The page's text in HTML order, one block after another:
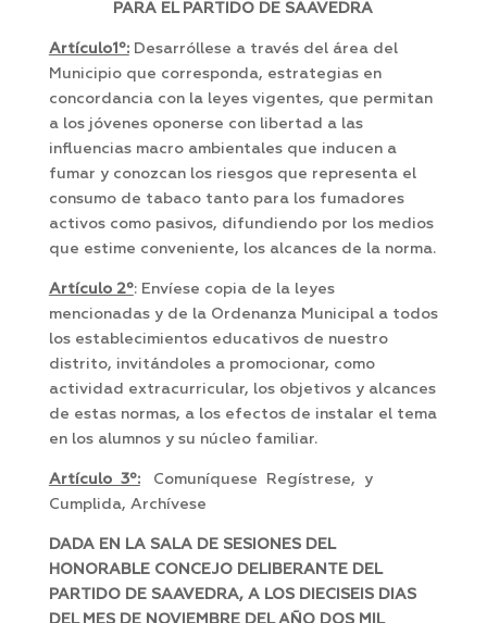
PARA EL PARTIDO DE SAAVEDRA
Artículo1º:Desarróllese a través del área del
Municipio que corresponda, estrategias en
concordancia con la leyes vigentes, que permitan
a los jóvenes oponerse con libertad a las
influencias macro ambientales que inducen a
fumar y conozcan los riesgos que representa el
consumo de tabaco tanto para los fumadores
activos como pasivos, difundiendo por los medios
que estime conveniente, los alcances de la norma.
Artículo 2º: Envíese copia de la leyes
mencionadas y de la Ordenanza Municipal a todos
los establecimientos educativos de nuestro
distrito, invitándoles a promocionar, como
actividad extracurricular, los objetivos y alcances
de estas normas, a los efectos de instalar el tema
en los alumnos y su núcleo familiar.
Artículo 3º:Comuníquese Regístrese, y
Cumplida, Archívese
DADA EN LA SALA DE SESIONES DEL
HONORABLE CONCEJO DELIBERANTE DEL
PARTIDO DE SAAVEDRA, A LOS DIECISEIS DIAS
DEL MES DE NOVIEMBRE DEL AÑO DOS MIL